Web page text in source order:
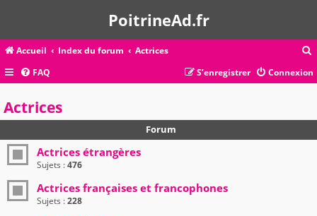
PoitrineAd.fr
Accueil Index du forum Actrices
c
e
r
FAQ Connexion
S’enregistrer
Actrices
Forum
Actrices étrangères
Sujets :476
Actrices françaises et francophones
Sujets :228